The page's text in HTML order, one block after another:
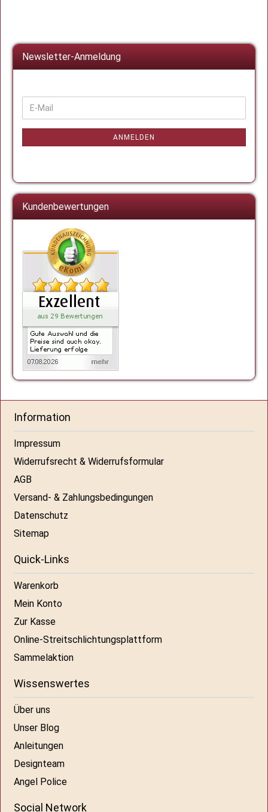
Newsletter-Anmeldung
WEITER
ZUR
NEWSLETTER-
E-
Mail
ANMELDEN
Kundenbewertungen
Information
Impressum
Widerrufsrecht & Widerrufsformular
AGB
Versand- & Zahlungsbedingungen
Datenschutz
Sitemap
Quick-Links
Warenkorb
Mein Konto
Zur Kasse
Online-Streitschlichtungsplattform
Sammelaktion
Wissenswertes
Über uns
Unser Blog
Anleitungen
Designteam
Angel Police
Social Network